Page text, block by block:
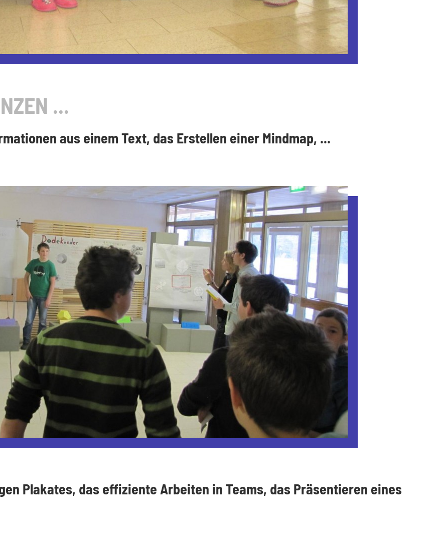
...
aus einem Text, das Erstellen einer Mindmap, ...
Plakates, das effiziente Arbeiten in Teams, das Präsentieren eines